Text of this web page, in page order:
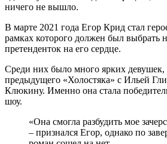
ничего не вышло.
В марте 2021 года Егор Крид стал
рамках которого должен был выбрать
претенденток на его сердце.
Среди них было много ярких девушек,
предыдущего «Холостяка» с Ильей
Клюкину. Именно она стала
шоу.
«Она смогла разбудить мое
– признался Егор, однако по